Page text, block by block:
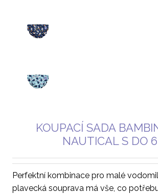
KOUPACÍ SADA
NAUTICAL S DO
Perfektní kombinace pro malé
plavecká souprava má vše, co